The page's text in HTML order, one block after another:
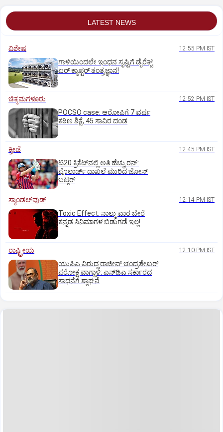
LATEST NEWS
ವಿಶೇಷ 12:55 PM IST
ಗಾಳಿಯಿಂದಲೇ ಇಂಧನ ಸೃಷ್ಟಿಗೆ ಡೈರೆಕ್ಟ್
ಏರ್‌ ಕ್ಯಾಪ್ಟರ್ ತಂತ್ರಜ್ಞಾನ!
ಚಿಕ್ಕಮಗಳೂರು 12:52 PM IST
POCSO case: ಆರೋಪಿಗೆ 7 ವರ್ಷ
ಕಠಿಣ ಶಿಕ್ಷೆ, 45 ಸಾವಿರ ದಂಡ
ಕ್ರೀಡೆ 12:45 PM IST
ಟಿ20 ಕ್ರಿಕೆಟ್‌ನಲ್ಲಿ ಅತಿ ಹೆಚ್ಚು ರನ್:
ಪೊಲಾರ್ಡ್ ದಾಖಲೆ ಮುರಿದ ಜೋಸ್
ಬಟ್ಲರ್
ಸ್ಯಾಂಡಲ್‌ವುಡ್‌ 12:14 PM IST
Toxic Effect: ನಾಲ್ಕು ವಾರ ಬೇರೆ
ಕನ್ನಡ ಸಿನಿಮಾಗಳ ಬಿಡುಗಡೆ ಇಲ್ಲ!
ರಾಷ್ಟ್ರೀಯ 12:10 PM IST
ಯುಪಿಎ ವಿರುದ್ಧ ರಾಜೀವ್ ಚಂದ್ರಶೇಖರ್
ಪರೋಕ್ಷ ವಾಗ್ದಾಳಿ: ಎನ್‌ಡಿಎ ಸರ್ಕಾರದ
ಸಾಧನೆಗೆ ಶ್ಲಾಘನೆ